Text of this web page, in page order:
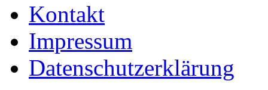
Kontakt
Impressum
Datenschutzerklärung